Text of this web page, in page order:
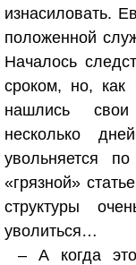
изнасиловать.
положенной
Началось
сроком, но, как
нашлись
несколько
увольняется
«грязной»
структуры
уволиться…
– А когда